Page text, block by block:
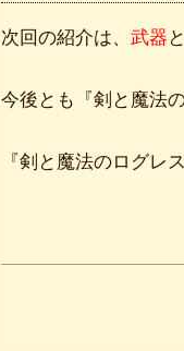
次回の紹介は、 武器
今後とも『剣と魔法
『剣と魔法のログレ